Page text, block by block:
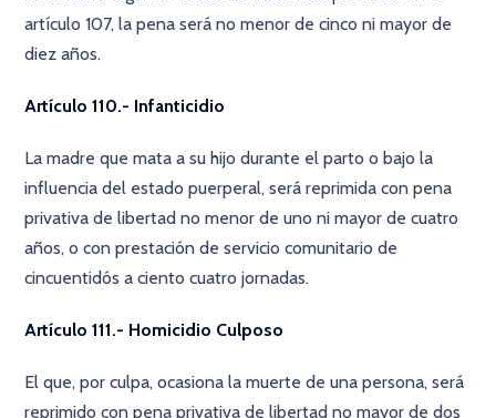
artículo 107, la pena será no menor de cinco ni mayor de
diez años.
Artículo 110.- Infanticidio
La madre que mata a su hijo durante el parto o bajo la
influencia del estado puerperal, será reprimida con pena
privativa de libertad no menor de uno ni mayor de cuatro
años, o con prestación de servicio comunitario de
cincuentidós a ciento cuatro jornadas.
Artículo 111.- Homicidio Culposo
El que, por culpa, ocasiona la muerte de una persona, será
reprimido con pena privativa de libertad no mayor de dos